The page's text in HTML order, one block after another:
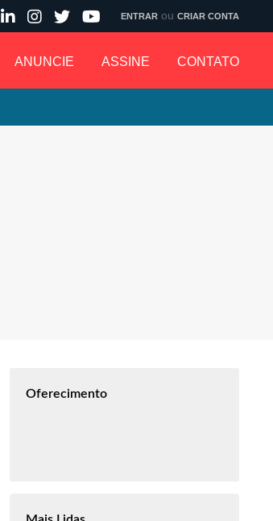
ANUNCIE ASSINE CONTATO
ENTRAR ou CRIAR CONTA
Oferecimento